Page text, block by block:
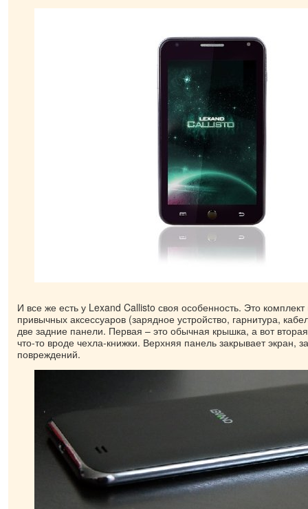
И все же есть у Lexand Callisto своя особенность. Это
привычных аксессуаров (зарядное устройство, гарнитура,
две задние панели. Первая – это обычная крышка, а вот
что-то вроде чехла-книжки. Верхняя панель закрывает экран,
повреждений.